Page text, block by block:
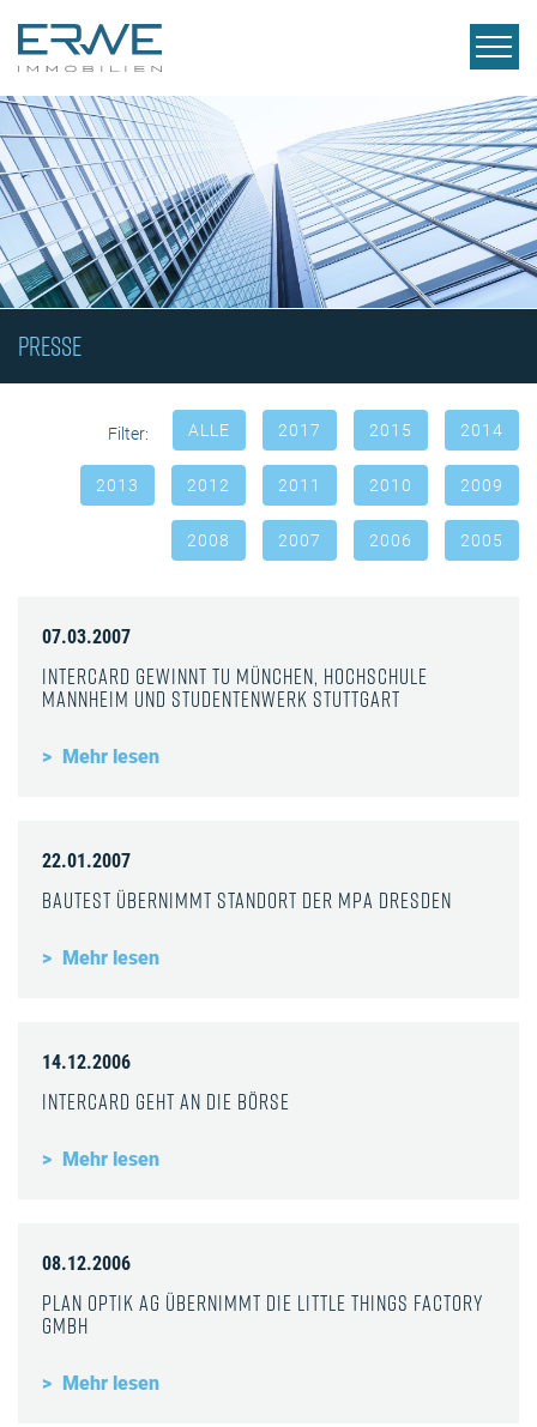
PRESSE
Filter: ALLE 2017 2015 2014
2013 2012 2011 2010 2009
2008 2007 2006 2005
07.03.2007
InterCard gewinnt TU München, Hochschule
Mannheim und Studentenwerk Stuttgart
Mehr lesen
22.01.2007
Bautest übernimmt Standort der MPA Dresden
Mehr lesen
14.12.2006
InterCard geht an die Börse
Mehr lesen
08.12.2006
Plan Optik AG übernimmt die Little Things Factory
GmbH
Mehr lesen